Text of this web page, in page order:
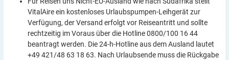
VitalAire ein kostenloses Urlaubspumpen-Leihgerät zur
Verfügung, der Versand erfolgt vor Reiseantritt und sollte
rechtzeitig im Voraus über die Hotline 0800/100 16 44
beantragt werden. Die 24-h-Hotline aus dem Ausland lautet
+49 421/48 63 18 63. Nach Urlaubsende muss die Rückgabe